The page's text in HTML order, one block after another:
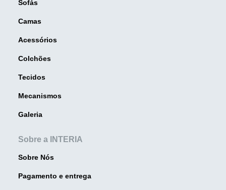
Sofás
Camas
Acessórios
Colchões
Tecidos
Mecanismos
Galeria
Sobre a INTERIA
Sobre Nós
Pagamento e entrega